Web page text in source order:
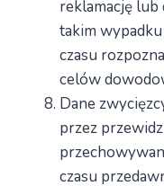
reklamację lub
takim
czasu
celów
Dane
przez
czasu